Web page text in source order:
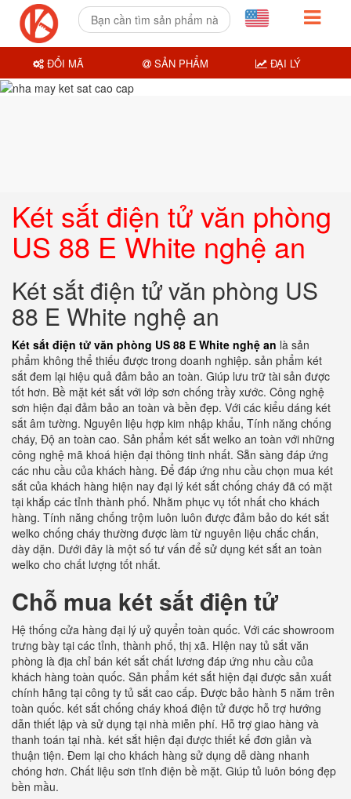
Két sắt điện tử văn phòng
US 88 E White nghệ an
Két sắt điện tử văn phòng US
88 E White nghệ an
Két sắt điện tử văn phòng US 88 E White nghệ an là sản
phẩm không thể thiếu được trong doanh nghiệp. sản phẩm két
sắt đem lại hiệu quả đảm bảo an toàn. Giúp lưu trữ tài sản được
tốt hơn. Bề mặt két sắt với lớp sơn chống trầy xước. Công nghệ
sơn hiện đại đảm bảo an toàn và bền đẹp. Với các kiểu dáng két
sắt âm tường. Nguyên liệu hợp kim nhập khẩu, Tính năng chống
cháy, Độ an toàn cao. Sản phẩm két sắt welko an toàn với những
công nghệ mã khoá hiện đại thông tinh nhất. Sẵn sàng đáp ứng
các nhu cầu của khách hàng. Để đáp ứng nhu cầu chọn mua két
sắt của khách hàng hiện nay đại lý két sắt chống cháy đã có mặt
tại khắp các tỉnh thành phố. Nhằm phục vụ tốt nhất cho khách
hàng. Tính năng chống trộm luôn luôn được đảm bảo do két sắt
welko chống cháy thường được làm từ nguyên liệu chắc chắn,
dày dặn. Dưới đây là một số tư vấn để sử dụng két sắt an toàn
welko cho chất lượng tốt nhất.
Chỗ mua két sắt điện tử
Hệ thống cửa hàng đại lý uỷ quyển toàn quốc. Với các showroom
trưng bày tại các tỉnh, thành phố, thị xã. HIện nay tủ sắt văn
phòng là địa chỉ bán két sắt chất lương đáp ứng nhu cầu của
khách hàng toàn quốc. Sản phẩm két sắt hiện đại được sản xuất
chính hãng tại công ty tủ sắt cao cấp. Được bảo hành 5 năm trên
toàn quốc. két sắt chống cháy khoá điện tử được hỗ trợ hướng
dẫn thiết lập và sử dụng tại nhà miễn phí. Hỗ trợ giao hàng và
thanh toán tại nhà. két sắt hiện đại được thiết kế đơn giản và
thuận tiện. Đem lại cho khách hàng sử dụng dễ dàng nhanh
chóng hơn. Chất liệu sơn tĩnh điện bề mặt. Giúp tủ luôn bóng đẹp
bền mầu.
ĐỔI MÃ SẢN PHẨM ĐẠI LÝ